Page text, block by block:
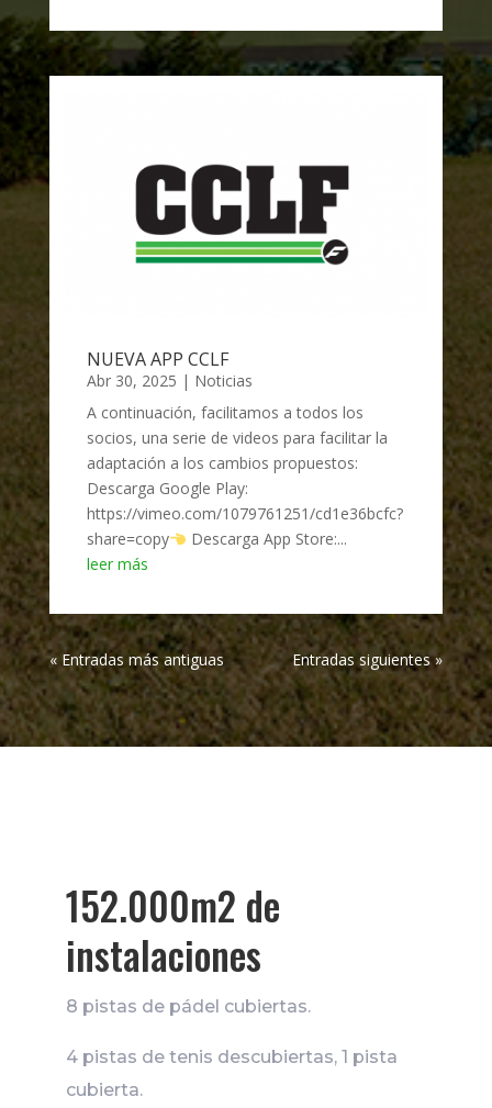
NUEVA APP CCLF
Abr 30, 2025 | Noticias
A continuación, facilitamos a todos los
socios, una serie de videos para facilitar la
adaptación a los cambios propuestos:
Descarga Google Play:
https://vimeo.com/1079761251/cd1e36bcfc?
share=copy
Descarga App Store:...
leer más
« Entradas más antiguas Entradas siguientes »
152.000m2 de
instalaciones
8 pistas de pádel cubiertas.
4 pistas de tenis descubiertas, 1 pista
cubierta.